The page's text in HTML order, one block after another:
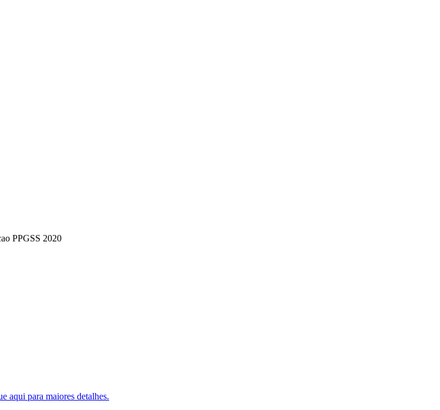
aqui para maiores detalhes.